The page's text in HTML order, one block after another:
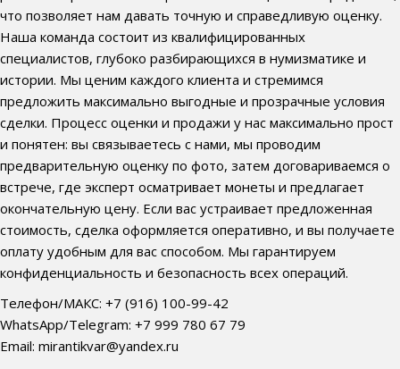
что позволяет нам давать точную и справедливую оценку.
Наша команда состоит из квалифицированных
специалистов, глубоко разбирающихся в нумизматике и
истории. Мы ценим каждого клиента и стремимся
предложить максимально выгодные и прозрачные условия
сделки. Процесс оценки и продажи у нас максимально прост
и понятен: вы связываетесь с нами, мы проводим
предварительную оценку по фото, затем договариваемся о
встрече, где эксперт осматривает монеты и предлагает
окончательную цену. Если вас устраивает предложенная
стоимость, сделка оформляется оперативно, и вы получаете
оплату удобным для вас способом. Мы гарантируем
конфиденциальность и безопасность всех операций.
Телефон/МАКС: +7 (916) 100-99-42
WhatsApp/Telegram: +7 999 780 67 79
Email: mirantikvar@yandex.ru